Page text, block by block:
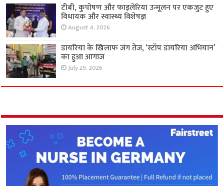
टीबी, कुपोषण और फाइलेरिया उन्मूलन पर एकजुट हुए
विधायक और स्वास्थ्य विशेषज्ञ
August 4, 2026
डायरिया के खिलाफ जंग तेज, ‘स्टॉप डायरिया अभियान’
का हुआ आगाज
July 29, 2026